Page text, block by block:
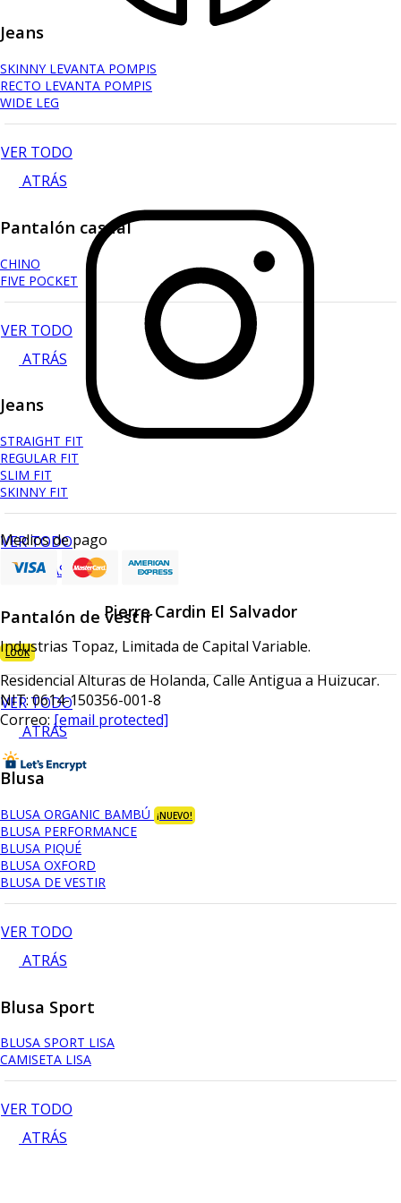
Jeans
SKINNY LEVANTA POMPIS
RECTO LEVANTA POMPIS
WIDE LEG
VER TODO
ATRÁS
Pantalón casual
CHINO
FIVE POCKET
VER TODO
ATRÁS
Jeans
STRAIGHT FIT
REGULAR FIT
SLIM FIT
SKINNY FIT
VER TODO
ATRÁS
Pantalón de vestir
LOOK
VER TODO
ATRÁS
Blusa
BLUSA ORGANIC BAMBÚ ¡NUEVO!
BLUSA PERFORMANCE
BLUSA PIQUÉ
BLUSA OXFORD
BLUSA DE VESTIR
VER TODO
ATRÁS
Blusa Sport
BLUSA SPORT LISA
CAMISETA LISA
VER TODO
ATRÁS
Medios de pago
Pierre Cardin El Salvador
Industrias Topaz, Limitada de Capital Variable.
Residencial Alturas de Holanda, Calle Antigua a Huizucar.
NIT: 0614-150356-001-8
Correo: [email protected]